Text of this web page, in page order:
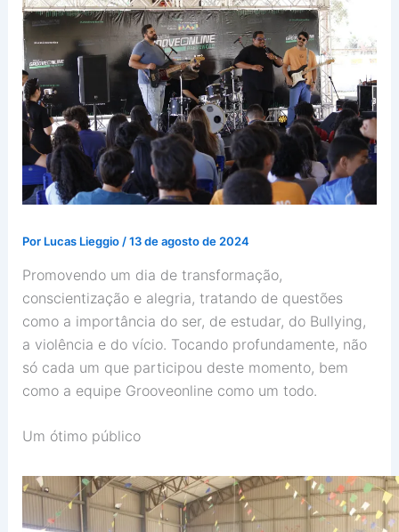
Por Lucas Lieggio /13 de agosto de 2024
Promovendo um dia de transformação,
conscientização e alegria, tratando de questões
como a importância do ser, de estudar, do Bullying,
a violência e do vício. Tocando profundamente, não
só cada um que participou deste momento, bem
como a equipe Grooveonline como um todo.
Um ótimo público